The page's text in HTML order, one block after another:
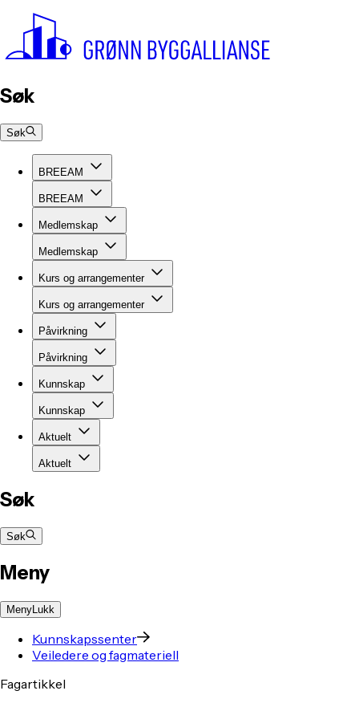
Søk
Søk
BREEAM
BREEAM
Medlemskap
Medlemskap
Kurs og arrangementer
Kurs og arrangementer
Påvirkning
Påvirkning
Kunnskap
Kunnskap
Aktuelt
Aktuelt
Søk
Søk
Meny
MenyLukk
Kunnskapssenter
Veiledere og fagmateriell
Fagartikkel